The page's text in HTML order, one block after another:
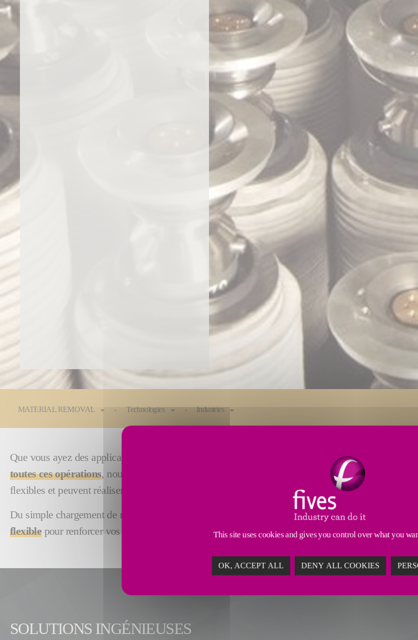
MATERIAL REMOVAL Technologies Industries
Que vous ayez des applications de
détourage, de perçage, de fraisage, de surfaçage,
toutes ces opérations, nous avons la solution d'automatisation et de fixations adaptée à vos
flexibles et peuvent réaliser des fonctions complexes et sur mesure pour n'importe quelle
Du simple chargement de machine à l'optimisation d'un atelier de production complet, nous
flexible pour renforcer vos capacités de production.
SOLUTIONS INGÉNIEUSES
This site uses cookies and gives you control over what you
OK, ACCEPT ALL DENY ALL COOKIES